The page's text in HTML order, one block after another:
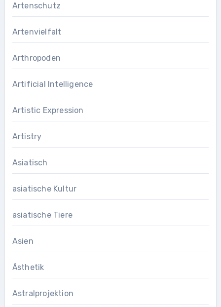
Artenschutz
Artenvielfalt
Arthropoden
Artificial Intelligence
Artistic Expression
Artistry
Asiatisch
asiatische Kultur
asiatische Tiere
Asien
Ästhetik
Astralprojektion